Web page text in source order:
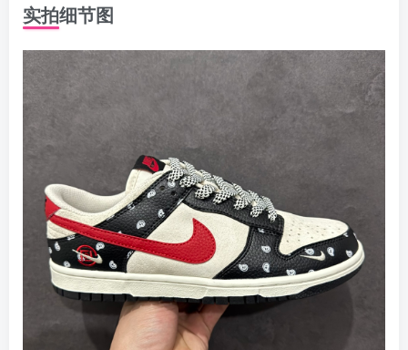
实拍细节图